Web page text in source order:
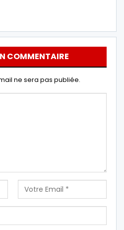
COMMENTAIRE
ne sera pas publiée.